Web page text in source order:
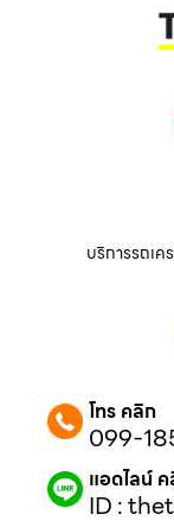
บริการรถเ
โทร คลิก
099-
แอดไลน์
ID :